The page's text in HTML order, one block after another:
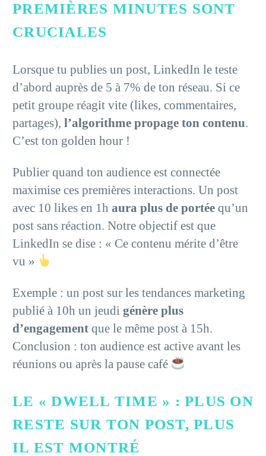
PREMIÈRES MINUTES SONT
CRUCIALES
Lorsque tu publies un post, LinkedIn le teste
d’abord auprès de 5 à 7% de ton réseau. Si ce
petit groupe réagit vite (likes, commentaires,
partages), l’algorithme propage ton contenu.
C’est ton golden hour !
Publier quand ton audience est connectée
maximise ces premières interactions. Un post
avec 10 likes en 1h aura plus de portée qu’un
post sans réaction. Notre objectif est que
LinkedIn se dise : « Ce contenu mérite d’être
vu »
Exemple : un post sur les tendances marketing
publié à 10h un jeudi génère plus
d’engagement que le même post à 15h.
Conclusion : ton audience est active avant les
réunions ou après la pause café
LE « DWELL TIME » : PLUS ON
RESTE SUR TON POST, PLUS
IL EST MONTRÉ